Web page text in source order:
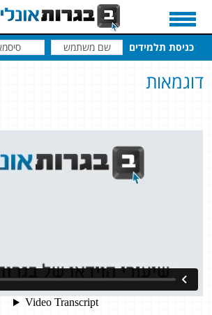
כניסת תלמידים
דוגמאות